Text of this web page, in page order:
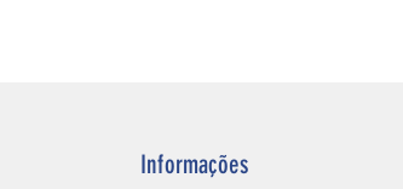
Informações